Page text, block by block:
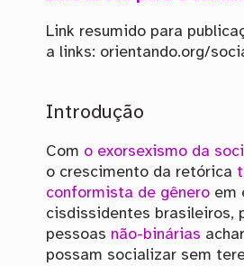
Link resumido para
a links: orientando.org/
Introdução
Com o exorsexismo da
o crescimento da retórica
conformista de gêneroem
cisdissidentes brasileiros,
pessoas não-binárias
possam socializar sem